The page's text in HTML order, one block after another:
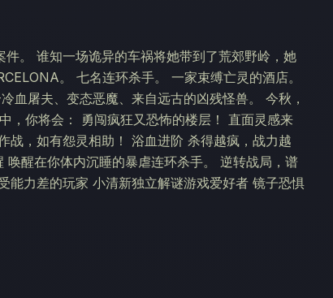
。 谁知一场诡异的车祸将她带到了荒郊野岭，她
。 七名连环杀手。 一家束缚亡灵的酒店。
屠夫、变态恶魔、来自远古的凶残怪兽。 今秋，
，你将会： 勇闯疯狂又恐怖的楼层！ 直面灵感来
战，如有怨灵相助！ 浴血进阶 杀得越疯，战力越
醒在你体内沉睡的暴虐连环杀手。 逆转战局，谱
能力差的玩家 小清新独立解谜游戏爱好者 镜子恐惧